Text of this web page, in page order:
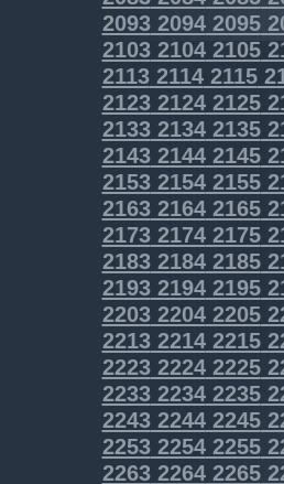
209320942095
210321042105
211321142115
212321242125
213321342135
214321442145
215321542155
216321642165
217321742175
218321842185
219321942195
220322042205
221322142215
222322242225
223322342235
224322442245
225322542255
226322642265